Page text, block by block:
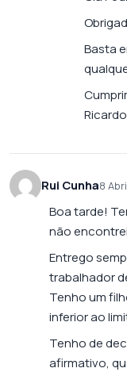
Basta
Ricardo
Rui Cunha8
Boa tarde!
não
Entrego
trabalhador
Tenho um
inferior ao
Tenho de
afirmativo,